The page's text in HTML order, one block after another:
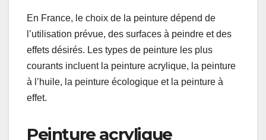
En France, le choix de la peinture dépend de
l’utilisation prévue, des surfaces à peindre et des
effets désirés. Les types de peinture les plus
courants incluent la peinture acrylique, la peinture
à l’huile, la peinture écologique et la peinture à
effet.
Peinture acrylique